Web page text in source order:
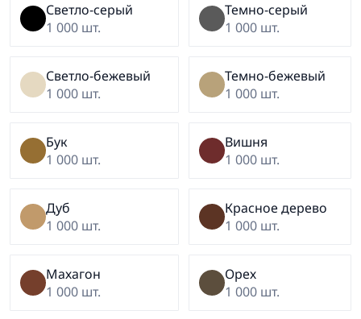
Светло-серый
1 000 шт.
Темно-серый
1 000 шт.
Светло-бежевый
1 000 шт.
Темно-бежевый
1 000 шт.
Бук
1 000 шт.
Вишня
1 000 шт.
Дуб
1 000 шт.
Красное дерево
1 000 шт.
Махагон
1 000 шт.
Орех
1 000 шт.